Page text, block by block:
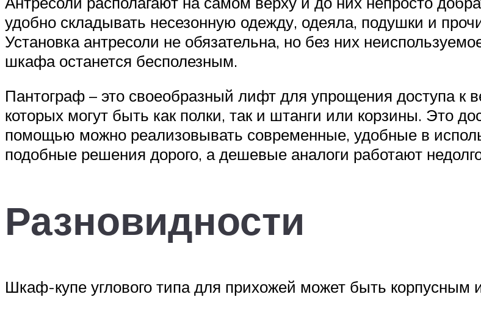
удобно складывать несезонную одежду, одеяла, подушки и
Установка антресоли не обязательна, но без них
шкафа останется бесполезным.
Пантограф – это своеобразный лифт для упрощения доступа к
которых могут быть как полки, так и штанги или корзины. Это
помощью можно реализовывать современные, удобные в
подобные решения дорого, а дешевые аналоги работают
Разновидности
Шкаф-купе углового типа для прихожей может быть корпусным